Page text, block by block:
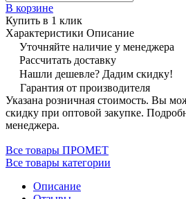
В корзине
Купить в 1 клик
Характеристики Описание
Уточняйте наличие у менеджера
Рассчитать доставку
Нашли дешевле? Дадим скидку!
Гарантия от производителя
Указана розничная стоимость. Вы
скидку при оптовой закупке.
менеджера.
Все товары ПРОМЕТ
Все товары категории
Описание